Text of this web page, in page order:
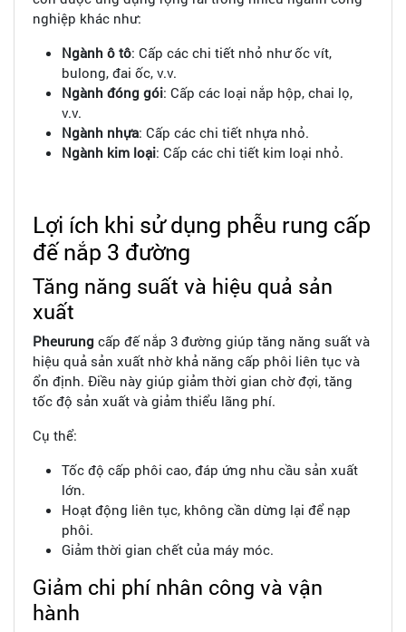
nghiệp khác như:
Ngành ô tô: Cấp các chi tiết nhỏ như ốc vít,
bulong, đai ốc, v.v.
Ngành đóng gói: Cấp các loại nắp hộp, chai lọ,
v.v.
Ngành nhựa: Cấp các chi tiết nhựa nhỏ.
Ngành kim loại: Cấp các chi tiết kim loại nhỏ.
Lợi ích khi sử dụng phễu rung cấp
đế nắp 3 đường
Tăng năng suất và hiệu quả sản
xuất
Pheurung cấp đế nắp 3 đường giúp tăng năng suất và
hiệu quả sản xuất nhờ khả năng cấp phôi liên tục và
ổn định. Điều này giúp giảm thời gian chờ đợi, tăng
tốc độ sản xuất và giảm thiểu lãng phí.
Cụ thể:
Tốc độ cấp phôi cao, đáp ứng nhu cầu sản xuất
lớn.
Hoạt động liên tục, không cần dừng lại để nạp
phôi.
Giảm thời gian chết của máy móc.
Giảm chi phí nhân công và vận
hành